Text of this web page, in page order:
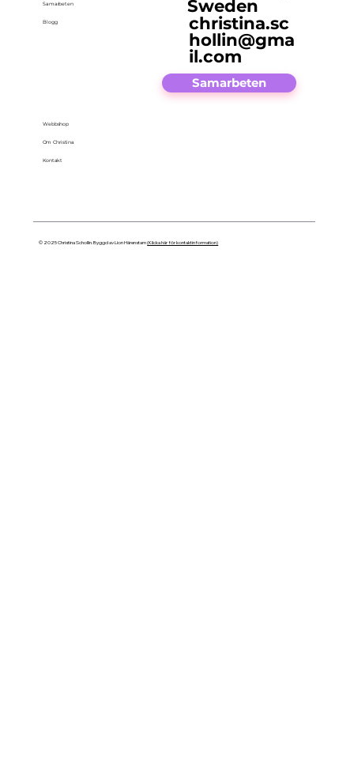
Samarbeten
Blogg
Webbshop
Om Christina
Kontakt
Sweden
christina.sc
hollin@gma
il.com
Samarbeten
© 2025 Christina Schollin. Byggd av Lion Härenstam(Klicka här för kontaktinformation)